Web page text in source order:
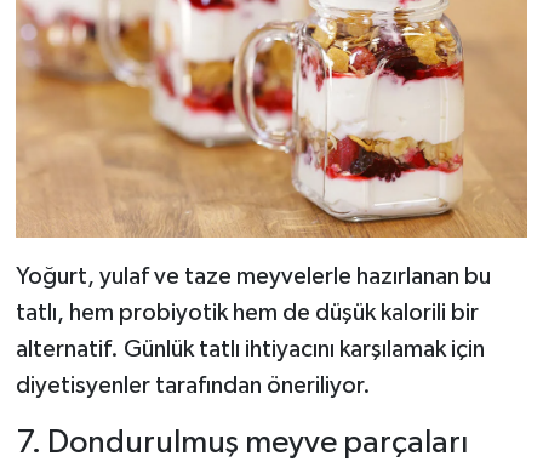
Yoğurt, yulaf ve taze meyvelerle hazırlanan bu
tatlı, hem probiyotik hem de düşük kalorili bir
alternatif. Günlük tatlı ihtiyacını karşılamak için
diyetisyenler tarafından öneriliyor.
7. Dondurulmuş meyve parçaları